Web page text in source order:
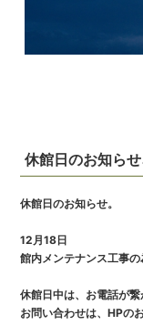
休館日のお知ら
休館日のお知らせ。
12月18日
館内メンテナンス工事の
休館日中は、お電話が繋
お問い合わせは、HPの